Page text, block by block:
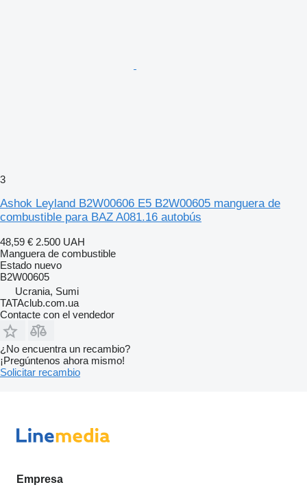
3
Ashok Leyland B2W00606 E5 B2W00605 manguera de
combustible para BAZ A081.16 autobús
48,59 € 2.500 UAH
Manguera de combustible
Estado nuevo
B2W00605
Ucrania, Sumi
TATAclub.com.ua
Contacte con el vendedor
¿No encuentra un recambio?
¡Pregúntenos ahora mismo!
Solicitar recambio
Empresa